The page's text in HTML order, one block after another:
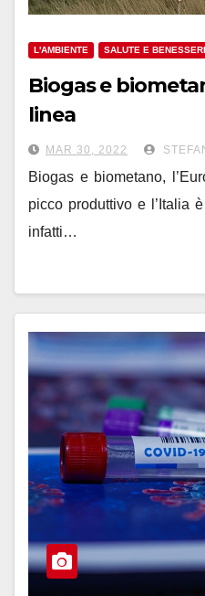
L'AMBIENTE SALUTE E
Biogas e
linea
MAR 30, 2022
Biogas e biometano,
picco produttivo e l’Italia
infatti…